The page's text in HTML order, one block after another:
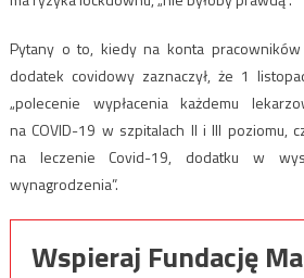
Pytany o to, kiedy na konta
dodatek covidowy zaznaczył, że 1
„polecenie wypłacenia każdemu
na COVID-19 w szpitalach II i III poziomu,
na leczenie Covid-19, dodatku w
wynagrodzenia”.
Wspieraj Fundację